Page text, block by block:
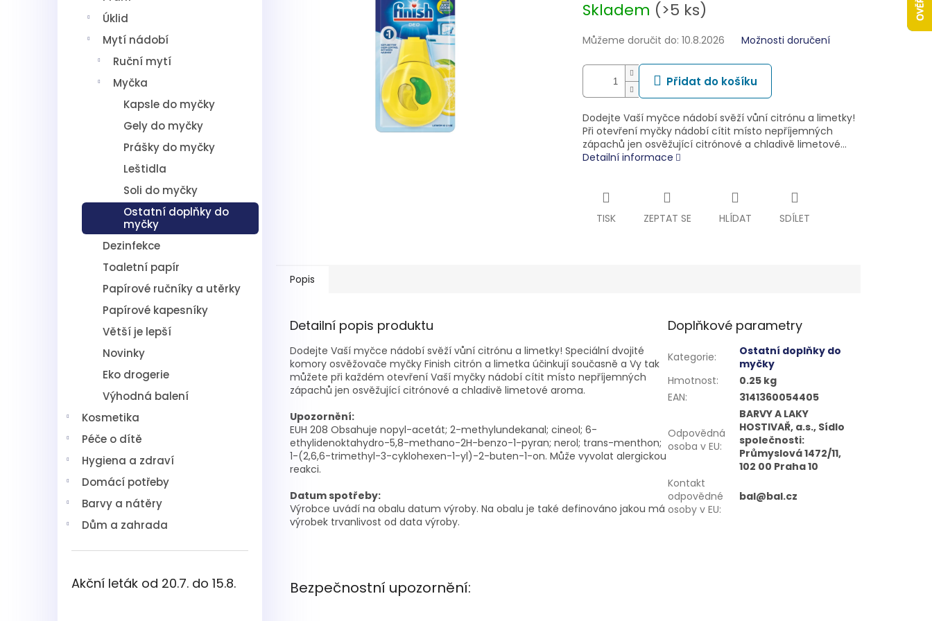
Úklid
Mytí nádobí
Ruční mytí
Myčka
Kapsle do myčky
Gely do myčky
Prášky do myčky
Leštidla
Soli do myčky
Ostatní doplňky do
myčky
Dezinfekce
Toaletní papír
Papírové ručníky a utěrky
Papírové kapesníky
Větší je lepší
Novinky
Eko drogerie
Výhodná balení
Kosmetika
Péče o dítě
Hygiena a zdraví
Domácí potřeby
Barvy a nátěry
Dům a zahrada
Akční leták od 20.7. do 15.8.
Skladem (>5 ks)
Můžeme doručit do: 10.8.2026 Možnosti doručení
Přidat do košíku
Dodejte Vaší myčce nádobí svěží vůní citrónu a limetky!
Při otevření myčky nádobí cítit místo nepříjemných
zápachů jen osvěžující citrónové a chladivě limetové…
Detailní informace
TISK ZEPTAT SE HLÍDAT SDÍLET
Popis
Detailní popis produktu
Dodejte Vaší myčce nádobí svěží vůní citrónu a limetky! Speciální dvojité
komory osvěžovače myčky Finish citrón a limetka účinkují současně a Vy tak
můžete při každém otevření Vaší myčky nádobí cítit místo nepříjemných
zápachů jen osvěžující citrónové a chladivě limetové aroma.
Upozornění:
EUH 208 Obsahuje nopyl-acetát; 2-methylundekanal; cineol; 6-
ethylidenoktahydro-5,8-methano-2H-benzo-1-pyran; nerol; trans-menthon;
1-(2,6,6-trimethyl-3-cyklohexen-1-yl)-2-buten-1-on. Může vyvolat alergickou
reakci.
Datum spotřeby:
Výrobce uvádí na obalu datum výroby. Na obalu je také definováno jakou má
výrobek trvanlivost od data výroby.
Bezpečnostní upozornění:
Doplňkové parametry
Kategorie:
Ostatní doplňky do
myčky
Hmotnost:
0.25 kg
EAN: 3141360054405
Odpovědná
osoba v EU:
BARVY A LAKY
HOSTIVAŘ, a.s., Sídlo
společnosti:
Průmyslová 1472/11,
102 00 Praha 10
Kontakt
odpovědné
osoby v EU:
bal@bal.cz